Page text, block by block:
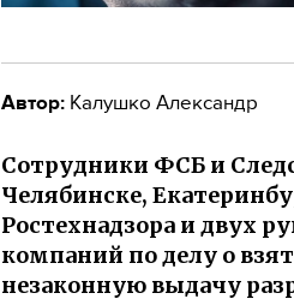
Автор: Калушко Александр
Сотрудники ФСБ и
Челябинске,
Ростехнадзора и двух
компаний по делу о
незаконную выдачу